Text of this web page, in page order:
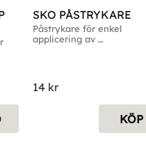
SKO PÅSTRYKARE
Påstrykare för enkel
applicering av
14 kr
KÖP